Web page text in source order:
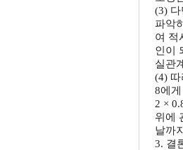
(3)
파악
여 적
인이
실관
(4) 따
8에
2 ×
위에
날까
3. 결